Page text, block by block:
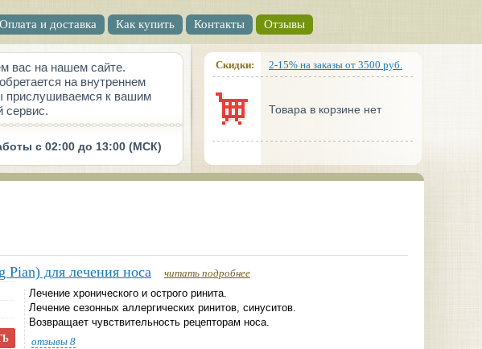
Оплата и доставка Как купить Контакты Отзывы
вас на нашем сайте.
на внутреннем
прислушиваемся к вашим
сервис.
с 02:00 до 13:00 (МСК)
Скидки: 2-15% на заказы от 3500 руб.
Товара в корзине нет
для лечения носа читать подробнее
Лечение хронического и острого ринита.
Лечение сезонных аллергических ринитов, синуситов.
Возвращает чувствительность рецепторам носа.
отзывы 8